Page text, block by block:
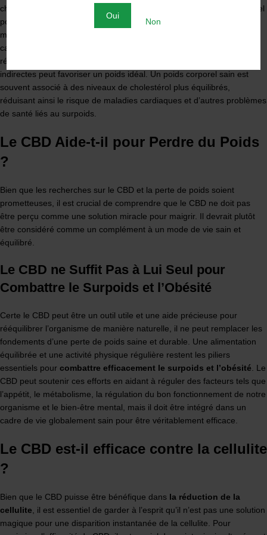
cholestérol, une substance cireuse trouvée dans le sang, est essentiel
pour la construction de cellules saines, mais des niveaux élevés de
mauvais cholestérol (LDL) peuvent augmenter le risque de maladies
cardiaques. En outre, en améliorant la santé cardiovasculaire et en
régulant le métabolisme des graisses, le CBD et de manières
indirectes peut favoriser un poids idéal. Un poids corporel sain est
souvent associé à des niveaux de cholestérol plus équilibrés,
réduisant ainsi le risque de maladies cardiaques et d’autres problèmes
de santé liés au surpoids.
Le CBD Aide-t-il pour Perdre du Poids
?
Bien que les recherches sur le CBD et la perte de poids soient
prometteuses, il est crucial de comprendre que le CBD ne doit pas
être perçu comme une solution miracle pour maigrir. Il devrait plutôt
être considéré comme un complément à un mode de vie sain et
équilibré.
Le CBD ne Suffit Pas à Lui Seul pour
Combattre le Surpoids et l’Obésité
Certe le CBD peut être un outil utile et une aide précieuse pour
rééquilibrer l’organisme de manière naturelle, il ne peut remplacer les
fondements d’une perte de poids saine et durable. Une alimentation
équilibrée et une activité physique régulière restent les piliers
essentiels pour combattre efficacement le surpoids et l’obésité . Le
CBD peut soutenir ces efforts en aidant à réguler des facteurs tels que
l’appétit, le métabolisme, la régulation du bon fonctionnement de notre
organisme et le bien-être mental, mais il doit être intégré dans un
cadre de vie globalement sain pour être véritablement efficace.
Le CBD est-il efficace contre la cellulite
?
Bien que le CBD puisse être bénéfique dans la réduction de la
cellulite , il est essentiel de garder à l’esprit qu’il n’est pas une solution
magique pour une disparition instantanée de la cellulite. Pour
Oui
Non